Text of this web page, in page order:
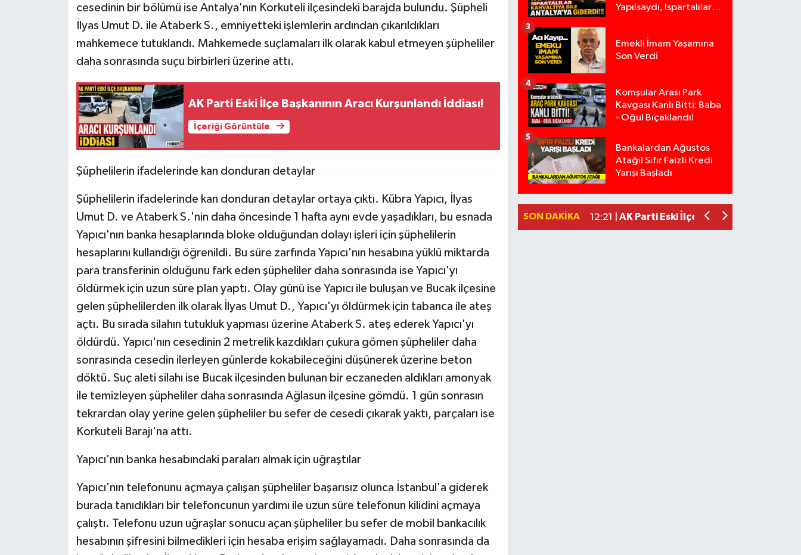
cesedinin bir bölümü ise Antalya'nın Korkuteli ilçesindeki barajda bulundu. Şüpheli
İlyas Umut D. ile Ataberk S., emniyetteki işlemlerin ardından çıkarıldıkları
mahkemece tutuklandı. Mahkemede suçlamaları ilk olarak kabul etmeyen şüpheliler
daha sonrasında suçu birbirleri üzerine attı.
AK Parti Eski İlçe Başkanının Aracı Kurşunlandı İddiası!
İçeriği Görüntüle
Şüphelilerin ifadelerinde kan donduran detaylar
Şüphelilerin ifadelerinde kan donduran detaylar ortaya çıktı. Kübra Yapıcı, İlyas
Umut D. ve Ataberk S.'nin daha öncesinde 1 hafta aynı evde yaşadıkları, bu esnada
Yapıcı'nın banka hesaplarında bloke olduğundan dolayı işleri için şüphelilerin
hesaplarını kullandığı öğrenildi. Bu süre zarfında Yapıcı'nın hesabına yüklü miktarda
para transferinin olduğunu fark eden şüpheliler daha sonrasında ise Yapıcı'yı
öldürmek için uzun süre plan yaptı. Olay günü ise Yapıcı ile buluşan ve Bucak ilçesine
gelen şüphelilerden ilk olarak İlyas Umut D., Yapıcı'yı öldürmek için tabanca ile ateş
açtı. Bu sırada silahın tutukluk yapması üzerine Ataberk S. ateş ederek Yapıcı'yı
öldürdü. Yapıcı'nın cesedinin 2 metrelik kazdıkları çukura gömen şüpheliler daha
sonrasında cesedin ilerleyen günlerde kokabileceğini düşünerek üzerine beton
döktü. Suç aleti silahı ise Bucak ilçesinden bulunan bir eczaneden aldıkları amonyak
ile temizleyen şüpheliler daha sonrasında Ağlasun ilçesine gömdü. 1 gün sonrasın
tekrardan olay yerine gelen şüpheliler bu sefer de cesedi çıkarak yaktı, parçaları ise
Korkuteli Barajı'na attı.
Yapıcı'nın banka hesabındaki paraları almak için uğraştılar
Yapıcı'nın telefonunu açmaya çalışan şüpheliler başarısız olunca İstanbul'a giderek
burada tanıdıkları bir telefoncunun yardımı ile uzun süre telefonun kilidini açmaya
çalıştı. Telefonu uzun uğraşlar sonucu açan şüpheliler bu sefer de mobil bankacılık
hesabının şifresini bilmedikleri için hesaba erişim sağlayamadı. Daha sonrasında da
Yapılsaydı, Ispartalılar
Emekli İmam Yaşamına
Son Verdi
3
Komşular Arası Park
Kavgası Kanlı Bitti: Baba
- Oğul Bıçaklandı!
4
Bankalardan Ağustos
Atağı! Sıfır Faizli Kredi
Yarışı Başladı
5
SON DAKIKA
17:18 |Anız Yangını Kazaya Neden Oldu: 13
17:08 |Alevlere Teslim Olan Gecekondu
13:46 |
12:21 | AK Parti Eski İlçe Başkanının Aracı